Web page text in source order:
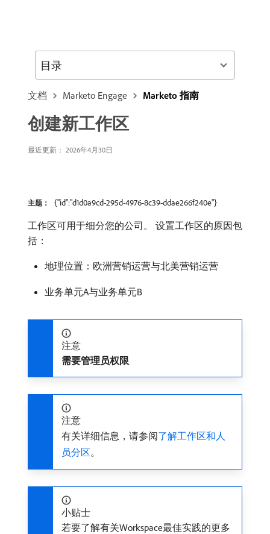
文档 Marketo Engage Marketo 指南
创建新工作区
最近更新： 2026年4月30日
主题： {"id":"d1d0a9cd-295d-4976-8c39-ddae266f240e"}
工作区可用于细分您的公司。 设置工作区的原因包
括：
地理位置：欧洲营销运营与北美营销运营
业务单元A与业务单元B
注意
需要管理员权限
注意
有关详细信息，请参阅了解工作区和人
员分区。
小贴士
若要了解有关Workspace最佳实践的更多
目录